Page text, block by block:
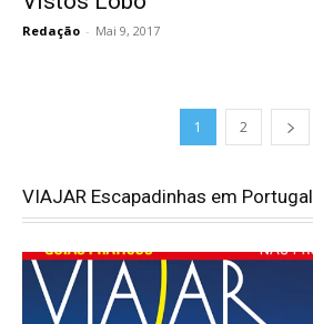
Redação - Mai 9, 2017
1 2
VIAJAR Escapadinhas em Portugal